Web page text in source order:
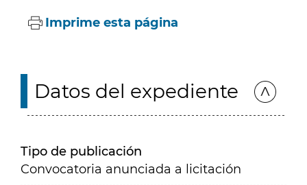
Imprime esta página
Datos del expediente
Tipo de publicación
Convocatoria anunciada a licitación